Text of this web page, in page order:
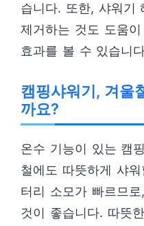
습니다. 또한, 샤워기
제거하는 것도 도움
효과를 볼 수 있습니
캠핑샤워기, 겨울
까요?
온수 기능이 있는 캠
철에도 따뜻하게 샤
터리 소모가 빠르므
것이 좋습니다. 따뜻